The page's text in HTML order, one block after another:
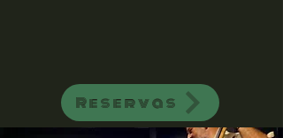
Reservas